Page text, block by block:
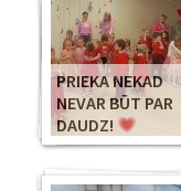
PRIEKA NEKAD
NEVAR BŪT PAR
DAUDZ!